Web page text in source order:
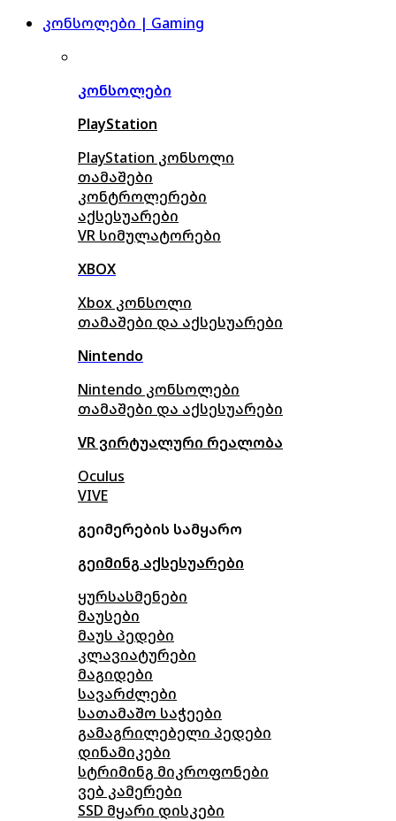
კონსოლები | Gaming
კონსოლები
PlayStation
PlayStation კონსოლი
თამაშები
კონტროლერები
აქსესუარები
VR სიმულატორები
XBOX
Xbox კონსოლი
თამაშები და აქსესუარები
Nintendo
Nintendo კონსოლები
თამაშები და აქსესუარები
VR ვირტუალური რეალობა
Oculus
VIVE
გეიმერების სამყარო
გეიმინგ აქსესუარები
ყურსასმენები
მაუსები
მაუს პედები
კლავიატურები
მაგიდები
სავარძლები
სათამაშო საჭეები
გამაგრილებელი პედები
დინამიკები
სტრიმინგ მიკროფონები
ვებ კამერები
SSD მყარი დისკები